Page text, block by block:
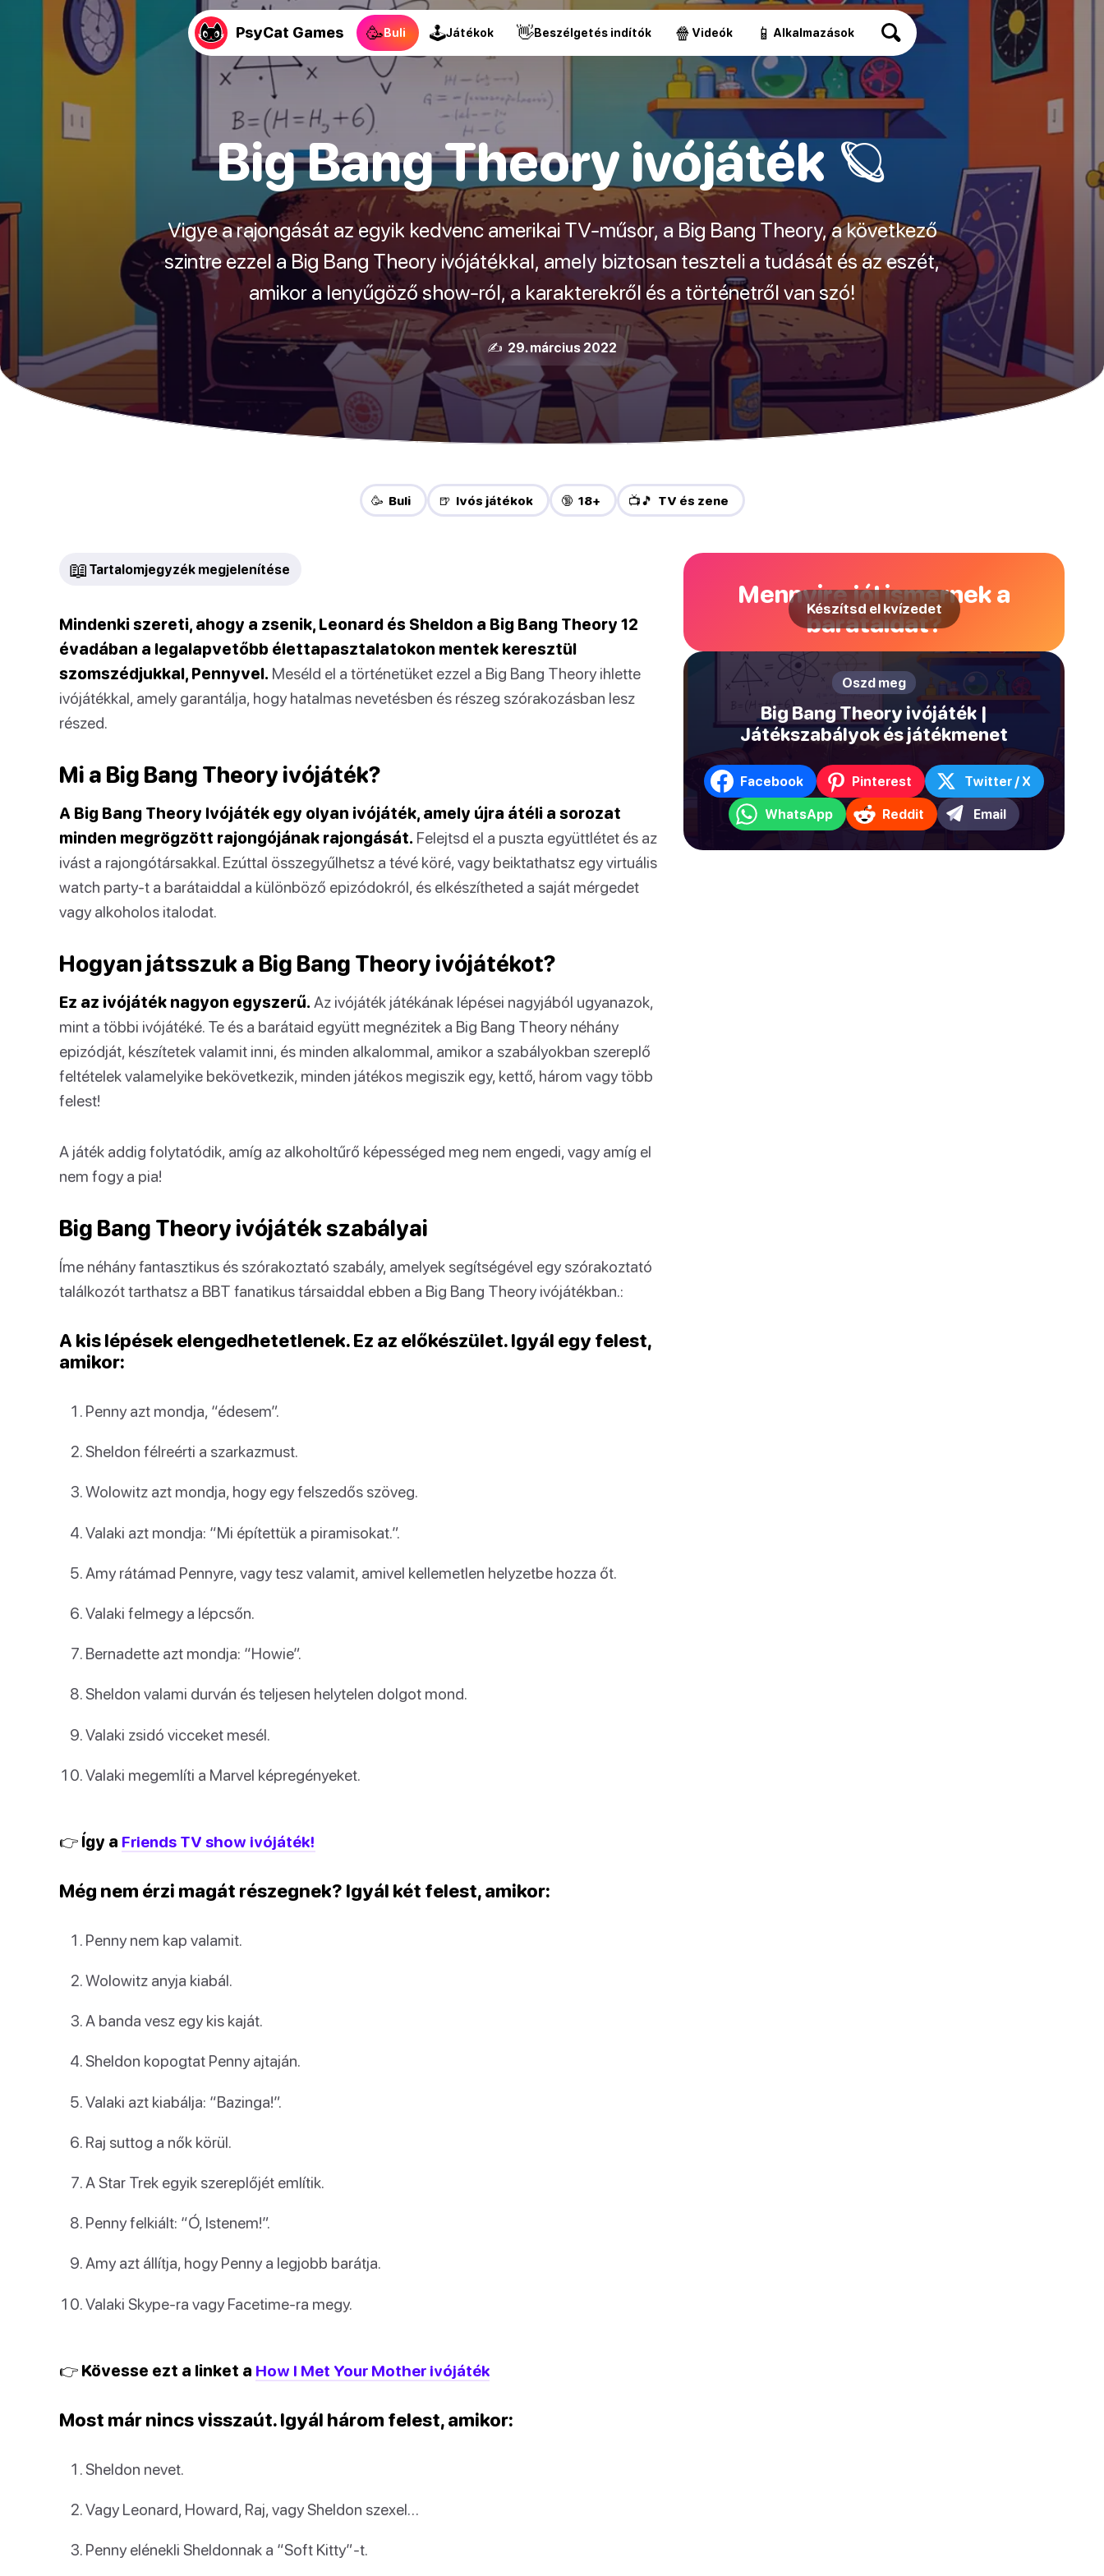
PsyCat Games 🥳Buli 🕹Játékok 👋Beszélgetés indítók 🍿 Videók 📱 Alkalmazások
Big Bang Theory ivójáték 🪐
Vigye a rajongását az egyik kedvenc amerikai TV-műsor, a Big Bang Theory, a következő
szintre ezzel a Big Bang Theory ivójátékkal, amely biztosan teszteli a tudását és az eszét,
amikor a lenyűgöző show-ról, a karakterekről és a történetről van szó!
✍️ 29. március 2022
🥳 Buli 🍺 Ivós játékok 🔞 18+ 📺🎵 TV és zene
📖 Tartalomjegyzék megjelenítése
Mindenki szereti, ahogy a zsenik, Leonard és Sheldon a Big Bang Theory 12
évadában a legalapvetőbb élettapasztalatokon mentek keresztül
szomszédjukkal, Pennyvel. Meséld el a történetüket ezzel a Big Bang Theory ihlette
ivójátékkal, amely garantálja, hogy hatalmas nevetésben és részeg szórakozásban lesz
részed.
Mi a Big Bang Theory ivójáték?
A Big Bang Theory Ivójáték egy olyan ivójáték, amely újra átéli a sorozat
minden megrögzött rajongójának rajongását. Felejtsd el a puszta együttlétet és az
ivást a rajongótársakkal. Ezúttal összegyűlhetsz a tévé köré, vagy beiktathatsz egy virtuális
watch party-t a barátaiddal a különböző epizódokról, és elkészítheted a saját mérgedet
vagy alkoholos italodat.
Hogyan játsszuk a Big Bang Theory ivójátékot?
Ez az ivójáték nagyon egyszerű. Az ivójáték játékának lépései nagyjából ugyanazok,
mint a többi ivójátéké. Te és a barátaid együtt megnézitek a Big Bang Theory néhány
epizódját, készítetek valamit inni, és minden alkalommal, amikor a szabályokban szereplő
feltételek valamelyike bekövetkezik, minden játékos megiszik egy, kettő, három vagy több
felest!
A játék addig folytatódik, amíg az alkoholtűrő képességed meg nem engedi, vagy amíg el
nem fogy a pia!
Big Bang Theory ivójáték szabályai
Íme néhány fantasztikus és szórakoztató szabály, amelyek segítségével egy szórakoztató
találkozót tarthatsz a BBT fanatikus társaiddal ebben a Big Bang Theory ivójátékban.:
A kis lépések elengedhetetlenek. Ez az előkészület. Igyál egy felest,
amikor:
Penny azt mondja, “édesem”.
Sheldon félreérti a szarkazmust.
Wolowitz azt mondja, hogy egy felszedős szöveg.
Valaki azt mondja: “Mi építettük a piramisokat.”.
Amy rátámad Pennyre, vagy tesz valamit, amivel kellemetlen helyzetbe hozza őt.
Valaki felmegy a lépcsőn.
Bernadette azt mondja: “Howie”.
Sheldon valami durván és teljesen helytelen dolgot mond.
Valaki zsidó vicceket mesél.
Valaki megemlíti a Marvel képregényeket.
👉 Így a Friends TV show ivójáték!
Még nem érzi magát részegnek? Igyál két felest, amikor:
Penny nem kap valamit.
Wolowitz anyja kiabál.
A banda vesz egy kis kaját.
Sheldon kopogtat Penny ajtaján.
Valaki azt kiabálja: “Bazinga!”.
Raj suttog a nők körül.
A Star Trek egyik szereplőjét említik.
Penny felkiált: “Ó, Istenem!”.
Amy azt állítja, hogy Penny a legjobb barátja.
Valaki Skype-ra vagy Facetime-ra megy.
👉 Kövesse ezt a linket a How I Met Your Mother ivójáték
Most már nincs visszaút. Igyál három felest, amikor:
Sheldon nevet.
Vagy Leonard, Howard, Raj, vagy Sheldon szexel…
Penny elénekli Sheldonnak a “Soft Kitty”-t.
Mennyire jól ismernek a
barátaidat?
Készítsd el kvízedet
Oszd meg
Big Bang Theory ivójáték |
Játékszabályok és játékmenet
Facebook Pinterest Twitter / X
WhatsApp Reddit Email